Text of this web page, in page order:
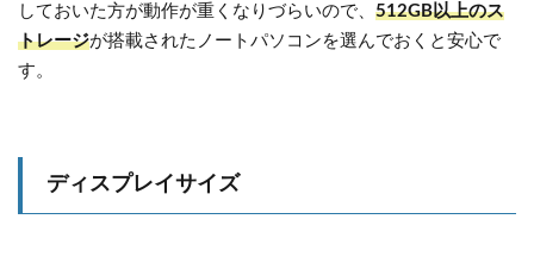
しておいた方が動作が重くなりづらいので、 512GB以上のス
トレージが搭載されたノートパソコンを選んでおくと安心で
す。
ディスプレイサイズ